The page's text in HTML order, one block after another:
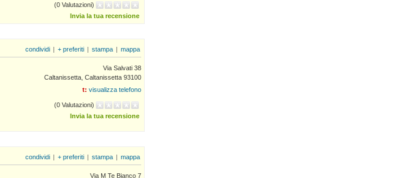
(0 Valutazioni)
Invia la tua recensione
condividi + preferiti stampa mappa
Via Salvati 38
Caltanissetta, Caltanissetta 93100
t: visualizza telefono
(0 Valutazioni)
Invia la tua recensione
condividi + preferiti stampa mappa
Via M Te Bianco 7